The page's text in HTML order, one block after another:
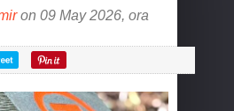
on 09 May 2026, ora